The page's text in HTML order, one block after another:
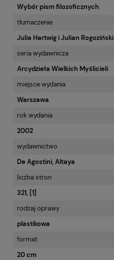
Wybór pism filozoficznych
tłumaczenie
Julia Hartwig i Julian Rogoziński
seria wydawnicza
Arcydzieła Wielkich Myślicieli
miejsce wydania
Warszawa
rok wydania
2002
wydawnictwo
De Agostini, Altaya
liczba stron
321, [1]
rodzaj oprawy
plastikowa
format
20 cm